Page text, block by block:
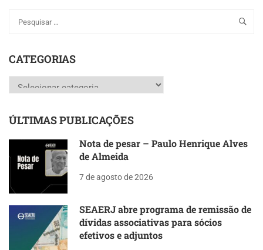
CATEGORIAS
Categorias
ÚLTIMAS PUBLICAÇÕES
Nota de pesar – Paulo Henrique Alves
de Almeida
7 de agosto de 2026
SEAERJ abre programa de remissão de
dívidas associativas para sócios
efetivos e adjuntos